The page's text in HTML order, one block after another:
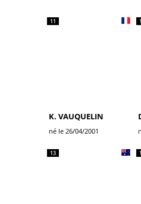
11
K. VAUQUELIN
né le 26/04/2001
13